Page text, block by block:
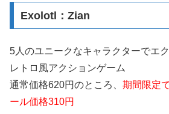
Exolotl：Zian
5人のユニークなキャラクターでエ
レトロ風アクションゲーム
通常価格620円のところ、 期間限定
ール価格310円